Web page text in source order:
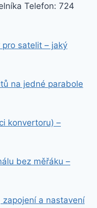
Telefon: 724
satelit – jaký
na jedné parabole
konvertoru) –
bez měřáku –
zapojení a nastavení